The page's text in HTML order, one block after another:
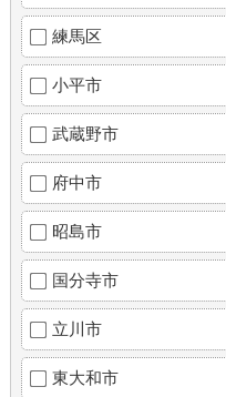
練馬区
小平市
武蔵野市
府中市
昭島市
国分寺市
立川市
東大和市